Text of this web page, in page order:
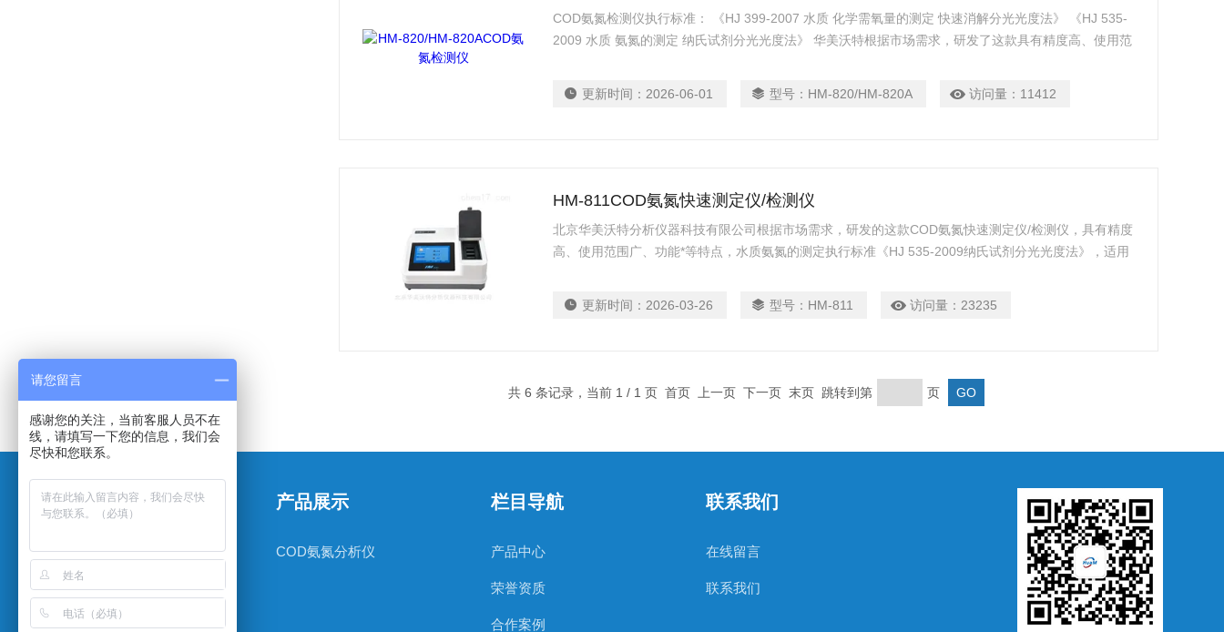
COD氨氮检测仪执行标准： 《HJ 399-2007 水质 化学需氧量的测定 快速消解分光光度法》 《HJ 535-
2009 水质 氨氮的测定 纳氏试剂分光光度法》 华美沃特根据市场需求，研发了这款具有精度高、使用范
更新时间： 2026-06-01 型号： HM-820/HM-820A 访问量： 11412
HM-811COD氨氮快速测定仪/检测仪
北京华美沃特分析仪器科技有限公司根据市场需求，研发的这款COD氨氮快速测定仪/检测仪，具有精度
高、使用范围广、功能*等特点，水质氨氮的测定执行标准《HJ 535-2009纳氏试剂分光光度法》，适用
更新时间： 2026-03-26 型号： HM-811 访问量： 23235
共 6 条记录，当前 1 / 1 页 首页 上一页 下一页 末页 跳转到第 页
关于我们
公司简介
新闻动态
技术文章
产品展示
COD氨氮分析仪
栏目导航
产品中心
荣誉资质
合作案例
联系我们
在线留言
联系我们
请您留言
感谢您的关注，当前客服人员不在
线，请填写一下您的信息，我们会
尽快和您联系。